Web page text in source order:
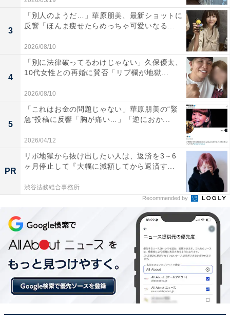
3
「別人のようだ…」華原朋美、最新ショットに
反響「ほんま痩せたらめっちゃ可愛いなる...
2026/08/10
4
「別に法律破ってるわけじゃない」久保優太、
10代女性との再婚に賛否「リプ欄が地獄...
2026/08/10
5
「これはお金の問題じゃない」華原朋美の“緊
急”投稿に反響「胸が痛い…」「逆におか...
2026/04/12
PR
リボ地獄から抜け出したい人は、返済を3～6
ヶ月停止して『大幅に減額してから返済す...
渋谷法務総合事務所
Recommended by